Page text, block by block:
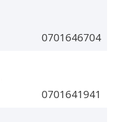
0701646704
0701641941